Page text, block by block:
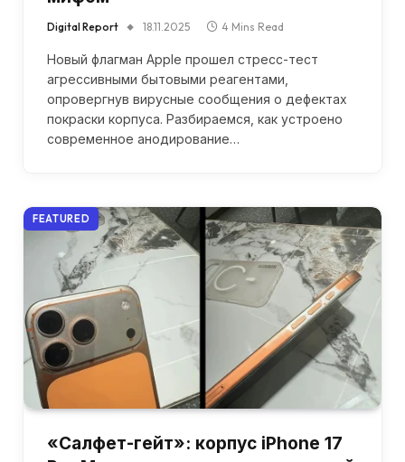
Digital Report 18.11.2025 4 Mins Read
Новый флагман Apple прошел стресс-тест
агрессивными бытовыми реагентами,
опровергнув вирусные сообщения о дефектах
покраски корпуса. Разбираемся, как устроено
современное анодирование…
FEATURED
«Салфет-гейт»: корпус iPhone 17